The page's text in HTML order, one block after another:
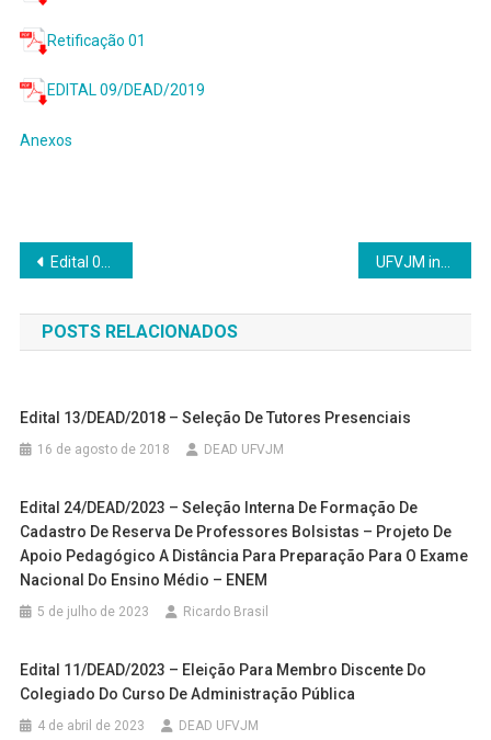
Retificação 01
EDITAL 09/DEAD/2019
Anexos
Navegação
de
Post
Edital 08/ DEAD/ 2019 – Seleção interna de professores bolsistas
POSTS RELACIONADOS
Edital 13/DEAD/2018 – Seleção De Tutores Presenciais
16 de agosto de 2018 DEAD UFVJM
Edital 24/DEAD/2023 – Seleção Interna De Formação De
Cadastro De Reserva De Professores Bolsistas – Projeto De
Apoio Pedagógico A Distância Para Preparação Para O Exame
Nacional Do Ensino Médio – ENEM
5 de julho de 2023 Ricardo Brasil
Edital 11/DEAD/2023 – Eleição Para Membro Discente Do
Colegiado Do Curso De Administração Pública
4 de abril de 2023 DEAD UFVJM